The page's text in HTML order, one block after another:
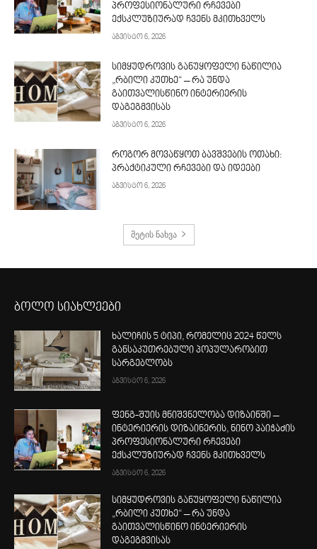
პროფესიონალური რჩევები
ექსკლუზიურად ჩვენს მკითხველს
აგვისტო 6, 2026
სიმყუდროვის განუყოფელი ნაწილია
„რბილი კუთხე“ – რა უნდა
გაითვალისწინო ინტერიერის
დაგეგმვისას
აგვისტო 6, 2026
როგორ მოვაწყოთ ბავშვების ოთახი:
პრაქტიკული რჩევები და იდეები
აგვისტო 6, 2026
მეტის ნახვა
ბოლო სიახლეები
ხალიჩის 5 ტიპი, რომელიც 2024 წელს
განსაკუთრებული პოპულარობით
სარგებლობს
აგვისტო 6, 2026
ფენგ-შუის მნიშვნელობა დიზაინში –
ინტერიერის დიზაინერის, ნინო პაიჭაძის
პროფესიონალური რჩევები
ექსკლუზიურად ჩვენს მკითხველს
აგვისტო 6, 2026
სიმყუდროვის განუყოფელი ნაწილია
„რბილი კუთხე“ – რა უნდა
გაითვალისწინო ინტერიერის
დაგეგმვისას